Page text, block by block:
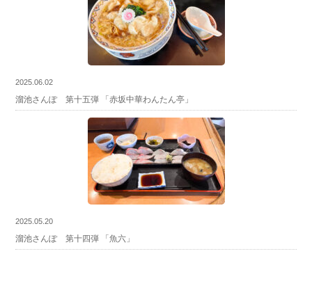
2025.06.02
溜池さんぽ 第十五弾 「赤坂中華わんたん亭」
2025.05.20
溜池さんぽ 第十四弾 「魚六」